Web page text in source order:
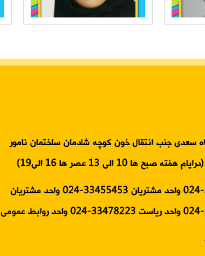
سعدی جنب انتقال خون کوچه شادمان ساختمان نامور
صبح ها 10 الی 13 عصر ها 16 الی19)
024-33544688 واحد مشتریان 33455453-024 واحد مشتریان